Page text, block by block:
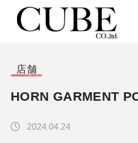
店舗
HORN GARMENT
2024.04.24